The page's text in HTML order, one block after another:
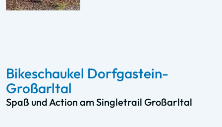
Bikeschaukel Dorfgastein-
Großarltal
Spaß und Action am Singletrail Großarltal